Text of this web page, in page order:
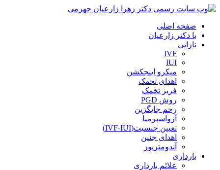
صفحه اصلی
با دکتر زارعیان
نازایی
IVF
IUI
میکرو اینجکشن
اهدای تخمک
فریز تخمک
روش PGD
رحم جایگزین
آزواسپرمیا
تعیین جنسیت(IVF-IUI)
اهدای جنین
آندومتریوز
بارداری
علائم بارداری